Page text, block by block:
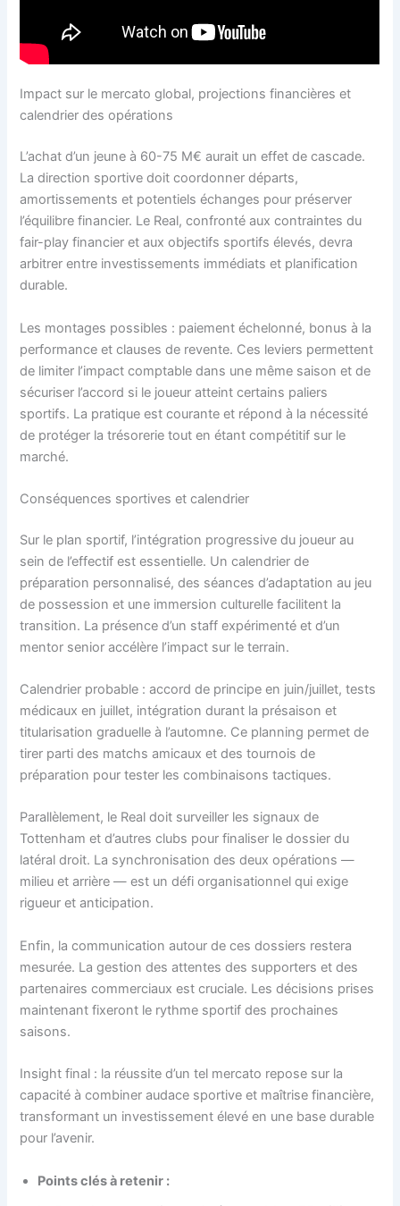
Impact sur le mercato global, projections financières et
calendrier des opérations
L’achat d’un jeune à 60-75 M€ aurait un effet de cascade.
La direction sportive doit coordonner départs,
amortissements et potentiels échanges pour préserver
l’équilibre financier. Le Real, confronté aux contraintes du
fair-play financier et aux objectifs sportifs élevés, devra
arbitrer entre investissements immédiats et planification
durable.
Les montages possibles : paiement échelonné, bonus à la
performance et clauses de revente. Ces leviers permettent
de limiter l’impact comptable dans une même saison et de
sécuriser l’accord si le joueur atteint certains paliers
sportifs. La pratique est courante et répond à la nécessité
de protéger la trésorerie tout en étant compétitif sur le
marché.
Conséquences sportives et calendrier
Sur le plan sportif, l’intégration progressive du joueur au
sein de l’effectif est essentielle. Un calendrier de
préparation personnalisé, des séances d’adaptation au jeu
de possession et une immersion culturelle facilitent la
transition. La présence d’un staff expérimenté et d’un
mentor senior accélère l’impact sur le terrain.
Calendrier probable : accord de principe en juin/juillet, tests
médicaux en juillet, intégration durant la présaison et
titularisation graduelle à l’automne. Ce planning permet de
tirer parti des matchs amicaux et des tournois de
préparation pour tester les combinaisons tactiques.
Parallèlement, le Real doit surveiller les signaux de
Tottenham et d’autres clubs pour finaliser le dossier du
latéral droit. La synchronisation des deux opérations —
milieu et arrière — est un défi organisationnel qui exige
rigueur et anticipation.
Enfin, la communication autour de ces dossiers restera
mesurée. La gestion des attentes des supporters et des
partenaires commerciaux est cruciale. Les décisions prises
maintenant fixeront le rythme sportif des prochaines
saisons.
Insight final : la réussite d’un tel mercato repose sur la
capacité à combiner audace sportive et maîtrise financière,
transformant un investissement élevé en une base durable
pour l’avenir.
Points clés à retenir :